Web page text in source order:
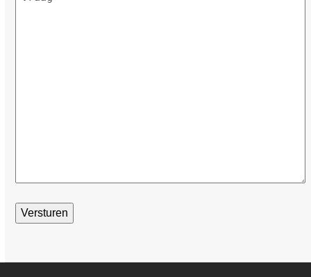
Versturen